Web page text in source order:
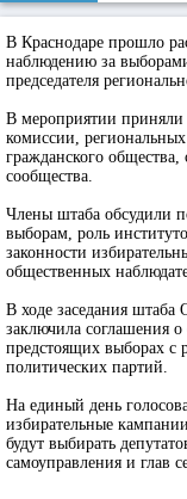
В Краснодаре прошло
наблюдению за
председателя
В мероприятии приняли
комиссии,
гражданского
сообщества.
Члены штаба обсудили
выборам, роль
законности
общественных
В ходе заседания штаба
заключила соглашения
предстоящих выборах с
политических партий.
На единый день
избирательные
будут выбирать
самоуправления и глав